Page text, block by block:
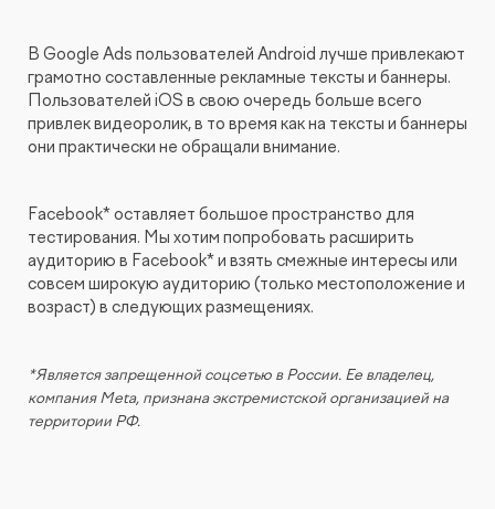
В Google Ads пользователей Android лучше привлекают
грамотно составленные рекламные тексты и баннеры.
Пользователей iOS в свою очередь больше всего
привлек видеоролик, в то время как на тексты и баннеры
они практически не обращали внимание.
Facebook* оставляет большое пространство для
тестирования. Мы хотим попробовать расширить
аудиторию в Facebook* и взять смежные интересы или
совсем широкую аудиторию (только местоположение и
возраст) в следующих размещениях.
*Является запрещенной соцсетью в России. Ее владелец,
компания Meta, признана экстремистской организацией на
территории РФ.